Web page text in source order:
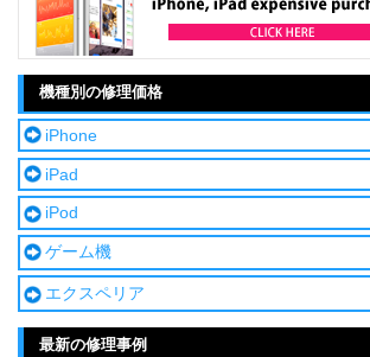
機種別の修理価格
iPhone
iPad
iPod
ゲーム機
エクスペリア
最新の修理事例